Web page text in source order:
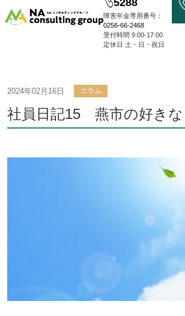
障害年金専用番号：
0256-66-2468
受付時間 9:00-17:00
定休日 土・日・祝日
2024年02月16日 コラム
社員日記15 燕市の好きな